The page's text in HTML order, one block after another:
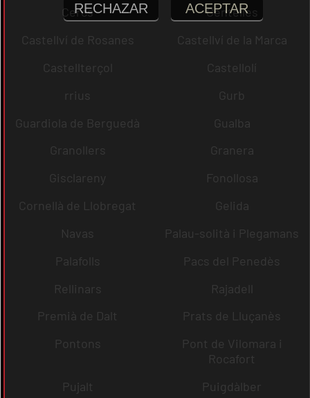
Cercs
Centelles
Castellví de Rosanes
Castellví de la Marca
Castellterçol
Castellolí
rrius
Gurb
Guardiola de Berguedà
Gualba
Granollers
Granera
Gisclareny
Fonollosa
Cornellà de Llobregat
Gelida
Navas
Palau-solità i Plegamans
Palafolls
Pacs del Penedès
Rellinars
Rajadell
Premià de Dalt
Prats de Lluçanès
Pontons
Pont de Vilomara i
Rocafort
Pujalt
Puigdàlber
RECHAZAR ACEPTAR